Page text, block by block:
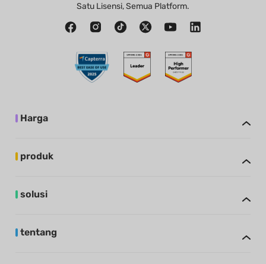
Satu Lisensi, Semua Platform.
Harga
produk
solusi
tentang